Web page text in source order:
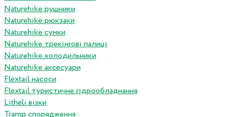
Naturehike рушники
Naturehike рюкзаки
Naturehike сумки
Naturehike трекінгові палиці
Naturehike холодильники
Naturehike аксесуари
Flextail насоси
Flextail туристичне гідрообладнання
Litheli візки
Tramp спорядження